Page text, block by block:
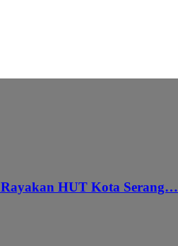
HUT Kota Serang…